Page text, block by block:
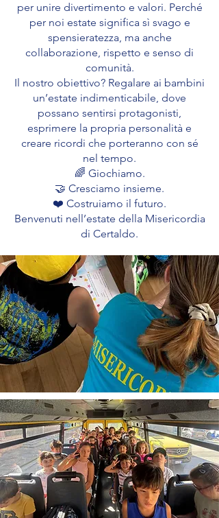
per unire divertimento e valori. Perché
per noi estate significa sì svago e
spensieratezza, ma anche
collaborazione, rispetto e senso di
comunità.
Il nostro obiettivo? Regalare ai bambini
un’estate indimenticabile, dove
possano sentirsi protagonisti,
esprimere la propria personalità e
creare ricordi che porteranno con sé
nel tempo.
🌈 Giochiamo.
🤝 Cresciamo insieme.
❤️ Costruiamo il futuro.
Benvenuti nell’estate della Misericordia
di Certaldo.